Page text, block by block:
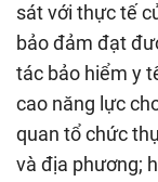
sát với thực tế
bảo đảm đạt
tác bảo hiểm y
cao năng lực
quan tổ chức
và địa phương;